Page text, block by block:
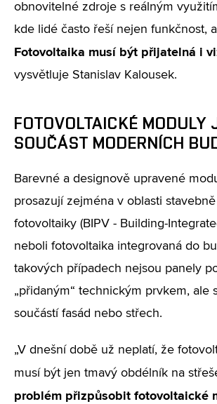
obnovitelné zdroje s reálným
kde lidé často řeší nejen funkčnost,
Fotovoltaika musí být přijatelná i
vysvětluje Stanislav Kalousek.
FOTOVOLTAICKÉ MODULY
SOUČÁST MODERNÍCH
Barevné a designově upravené
prosazují zejména v oblasti
fotovoltaiky (BIPV - Building-
neboli fotovoltaika integrovaná do
takových případech nejsou panely
„přidaným“ technickým prvkem, ale
součástí fasád nebo střech.
„V dnešní době už neplatí, že
musí být jen tmavý obdélník na
problém přizpůsobit fotovoltaické